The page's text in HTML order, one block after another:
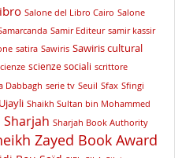
Salone del Libro Cairo Salone
Samir Editeur samir kassir
satira Sawiris Sawiris cultural
scienze sociali scrittore
Dabbagh serie tv Seuil Sfax Sfingi
Shaikh Sultan bin Mohammed
Sharjah Sharjah Book Authority
Zayed Book Award